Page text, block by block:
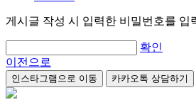
게시글 작성 시 입력한 비밀번호를 입
확인
이전으로
인스타그램으로 이동 카카오톡 상담하기